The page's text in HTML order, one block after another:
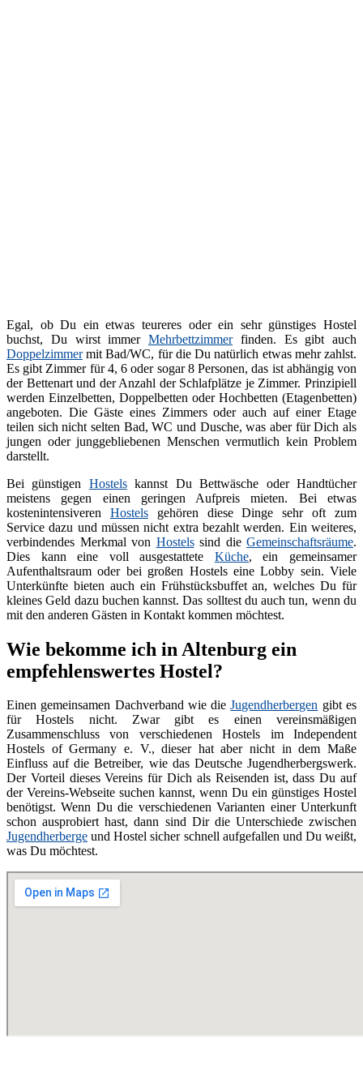
Egal, ob Du ein etwas teureres oder ein sehr günstiges Hostel
buchst, Du wirst immer Mehrbettzimmerfinden. Es gibt auch
Doppelzimmermit Bad/WC, für die Du natürlich etwas mehr zahlst.
Es gibt Zimmer für 4, 6 oder sogar 8 Personen, das ist abhängig von
der Bettenart und der Anzahl der Schlafplätze je Zimmer. Prinzipiell
werden Einzelbetten, Doppelbetten oder Hochbetten (Etagenbetten)
angeboten. Die Gäste eines Zimmers oder auch auf einer Etage
teilen sich nicht selten Bad, WC und Dusche, was aber für Dich als
jungen oder junggebliebenen Menschen vermutlich kein Problem
darstellt.
Bei günstigen Hostelskannst Du Bettwäsche oder Handtücher
meistens gegen einen geringen Aufpreis mieten. Bei etwas
kostenintensiveren Hostelsgehören diese Dinge sehr oft zum
Service dazu und müssen nicht extra bezahlt werden. Ein weiteres,
verbindendes Merkmal von Hostelssind die Gemeinschaftsräume.
Dies kann eine voll ausgestattete Küche, ein gemeinsamer
Aufenthaltsraum oder bei großen Hostels eine Lobby sein. Viele
Unterkünfte bieten auch ein Frühstücksbuffet an, welches Du für
kleines Geld dazu buchen kannst. Das solltest du auch tun, wenn du
mit den anderen Gästen in Kontakt kommen möchtest.
Wie bekomme ich in Altenburg ein
empfehlenswertes Hostel?
Einen gemeinsamen Dachverband wie dieJugendherbergen gibt es
für Hostels nicht. Zwar gibt es einen vereinsmäßigen
Zusammenschluss von verschiedenen Hostels im Independent
Hostels of Germany e. V., dieser hat aber nicht in dem Maße
Einfluss auf die Betreiber, wie das Deutsche Jugendherbergswerk.
Der Vorteil dieses Vereins für Dich als Reisenden ist, dass Du auf
der Vereins-Webseite suchen kannst, wenn Du ein günstiges Hostel
benötigst. Wenn Du die verschiedenen Varianten einer Unterkunft
schon ausprobiert hast, dann sind Dir die Unterschiede zwischen
Jugendherberge und Hostel sicher schnell aufgefallen und Du weißt,
was Du möchtest.